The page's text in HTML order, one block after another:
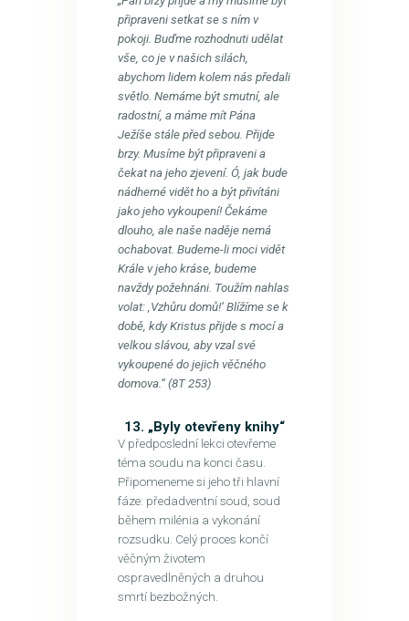
připraveni setkat se s ním v
pokoji. Buďme rozhodnuti udělat
vše, co je v našich silách,
abychom lidem kolem nás předali
světlo. Nemáme být smutní, ale
radostní, a máme mít Pána
Ježíše stále před sebou. Přijde
brzy. Musíme být připraveni a
čekat na jeho zjevení. Ó, jak bude
nádherné vidět ho a být přivítáni
jako jeho vykoupení! Čekáme
dlouho, ale naše naděje nemá
ochabovat. Budeme-li moci vidět
Krále v jeho kráse, budeme
navždy požehnáni. Toužím nahlas
volat: ‚Vzhůru domů!‘ Blížíme se k
době, kdy Kristus přijde s mocí a
velkou slávou, aby vzal své
vykoupené do jejich věčného
domova.“ (8T 253)
13. „Byly otevřeny knihy“
V předposlední lekci otevřeme
téma soudu na konci času.
Připomeneme si jeho tři hlavní
fáze: předadventní soud, soud
během milénia a vykonání
rozsudku. Celý proces končí
věčným životem
ospravedlněných a druhou
smrtí bezbožných.